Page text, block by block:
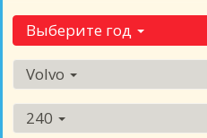
Выберите год
Volvo
240